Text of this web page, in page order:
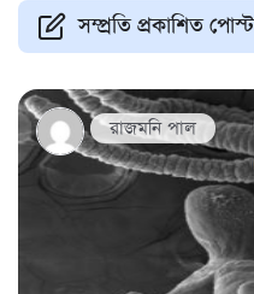
সম্প্রতি প্রকাশিত
রাজমনি পাল